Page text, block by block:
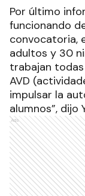
Por último
funcionando
convocatoria,
adultos y 30
trabajan
AVD
impulsar la
alumnos”, dijo
Ads